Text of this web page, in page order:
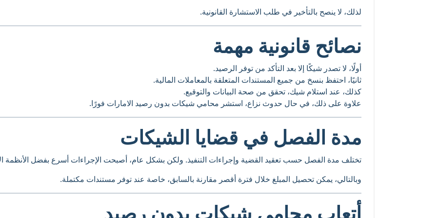
لذلك، لا ينصح بالتأخير في طلب الاستشارة القانونية.
نصائح قانونية مهمة
أولًا، لا تصدر شيكًا إلا بعد التأكد من توفر الرصيد.
ثانيًا، احتفظ بنسخ من جميع المستندات المتعلقة بالمعاملات المالية.
كذلك، عند استلام شيك، تحقق من صحة البيانات والتوقيع.
علاوة على ذلك، في حال حدوث نزاع، استشر محامي شيكات بدون رصيد الامارات فورًا.
مدة الفصل في قضايا الشيكات
تختلف مدة الفصل حسب تعقيد القضية وإجراءات التنفيذ. ولكن بشكل عام، أصبحت الإجراءات أسرع بفضل الأنظمة
وبالتالي، يمكن تحصيل المبلغ خلال فترة أقصر مقارنة بالسابق، خاصة عند توفر مستندات مكتملة.